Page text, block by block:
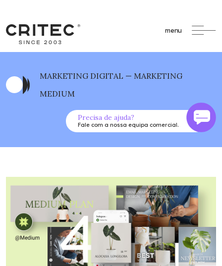
menu
MARKETING DIGITAL — MARKETING
MEDIUM
Precisa de ajuda?
Fale com a nossa equipa comercial.